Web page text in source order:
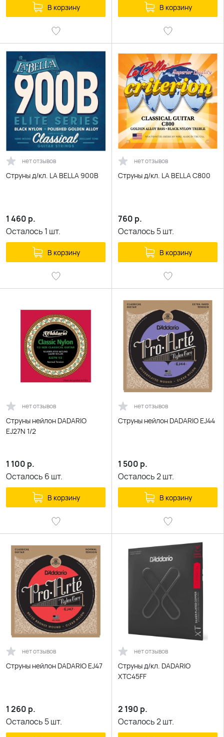
В корзину В корзину
нет отзывов
Струны д/кл. LA BELLA 900B
1 460 р.
Осталось 1 шт.
В корзину
нет отзывов
Струны д/кл. LA BELLA C800
760 р.
Осталось 5шт.
В корзину
нет отзывов
Струны нейлон DADARIO
EJ27N 1/2
1 100 р.
Осталось 6 шт.
В корзину
нет отзывов
Струны нейлон DADARIO EJ44
1 500 р.
Осталось2шт.
В корзину
нет отзывов
Струны нейлон DADARIO EJ47
1 260 р.
Осталось 5шт.
нет отзывов
Струны д/кл. DADARIO
XTC45FF
2 190 р.
Осталось2шт.